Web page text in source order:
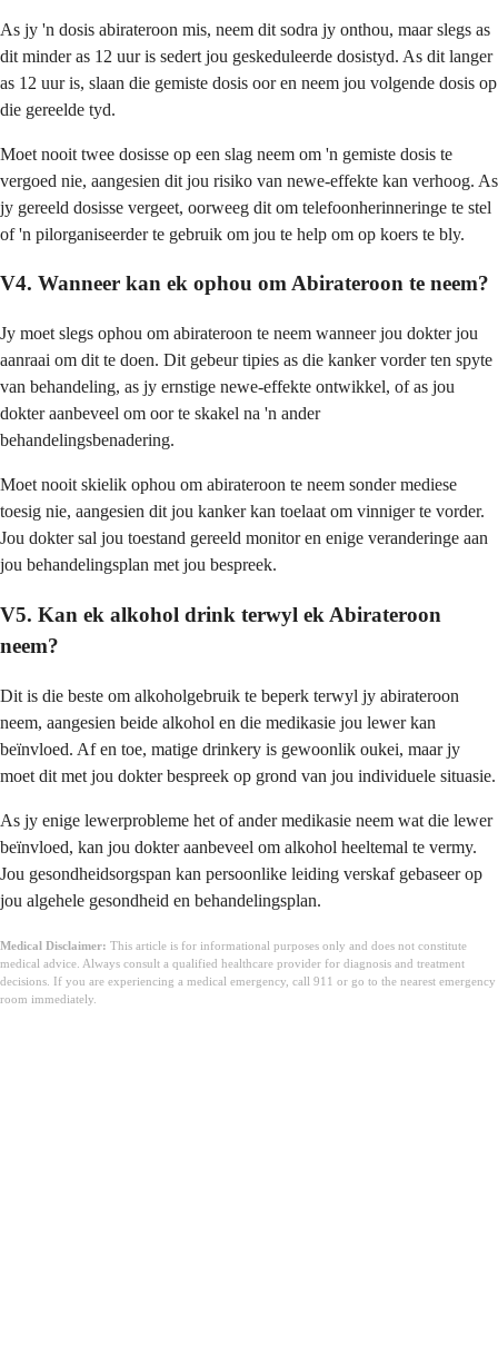
As jy 'n dosis abirateroon mis, neem dit sodra jy onthou, maar slegs as
dit minder as 12 uur is sedert jou geskeduleerde dosistyd. As dit langer
as 12 uur is, slaan die gemiste dosis oor en neem jou volgende dosis op
die gereelde tyd.
Moet nooit twee dosisse op een slag neem om 'n gemiste dosis te
vergoed nie, aangesien dit jou risiko van newe-effekte kan verhoog. As
jy gereeld dosisse vergeet, oorweeg dit om telefoonherinneringe te stel
of 'n pilorganiseerder te gebruik om jou te help om op koers te bly.
V4. Wanneer kan ek ophou om Abirateroon te neem?
Jy moet slegs ophou om abirateroon te neem wanneer jou dokter jou
aanraai om dit te doen. Dit gebeur tipies as die kanker vorder ten spyte
van behandeling, as jy ernstige newe-effekte ontwikkel, of as jou
dokter aanbeveel om oor te skakel na 'n ander
behandelingsbenadering.
Moet nooit skielik ophou om abirateroon te neem sonder mediese
toesig nie, aangesien dit jou kanker kan toelaat om vinniger te vorder.
Jou dokter sal jou toestand gereeld monitor en enige veranderinge aan
jou behandelingsplan met jou bespreek.
V5. Kan ek alkohol drink terwyl ek Abirateroon
neem?
Dit is die beste om alkoholgebruik te beperk terwyl jy abirateroon
neem, aangesien beide alkohol en die medikasie jou lewer kan
beïnvloed. Af en toe, matige drinkery is gewoonlik oukei, maar jy
moet dit met jou dokter bespreek op grond van jou individuele situasie.
As jy enige lewerprobleme het of ander medikasie neem wat die lewer
beïnvloed, kan jou dokter aanbeveel om alkohol heeltemal te vermy.
Jou gesondheidsorgspan kan persoonlike leiding verskaf gebaseer op
jou algehele gesondheid en behandelingsplan.
Medical Disclaimer: This article is for informational purposes only and does not constitute
medical advice. Always consult a qualified healthcare provider for diagnosis and treatment
decisions. If you are experiencing a medical emergency, call 911 or go to the nearest emergency
room immediately.